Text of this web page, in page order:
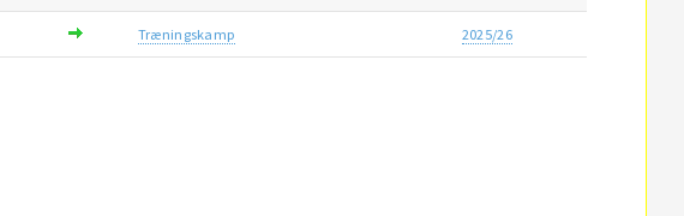
Træningskamp 2025/26